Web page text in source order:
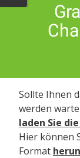
Sollte Ihnen
werden
laden Sie
Hier können
Format